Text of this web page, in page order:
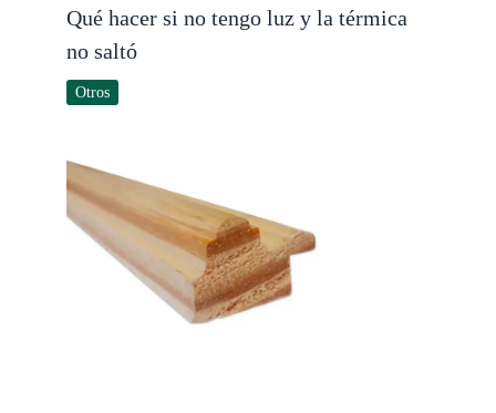
Qué hacer si no tengo luz y la térmica
no saltó
Otros